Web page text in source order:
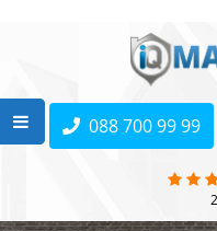
088 700 99 99